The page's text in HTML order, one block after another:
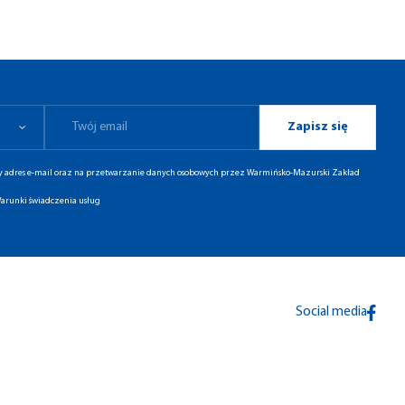
Zapisz się
e-mail oraz na przetwarzanie danych osobowych przez Warmińsko-Mazurski Zakład
świadczenia usług
Social media